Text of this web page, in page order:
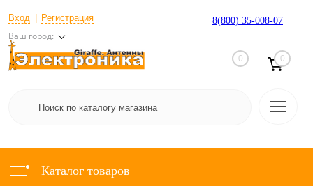
Вход Регистрация
Ваш город:
8(800) 35-008-07
0 0
Каталог товаров